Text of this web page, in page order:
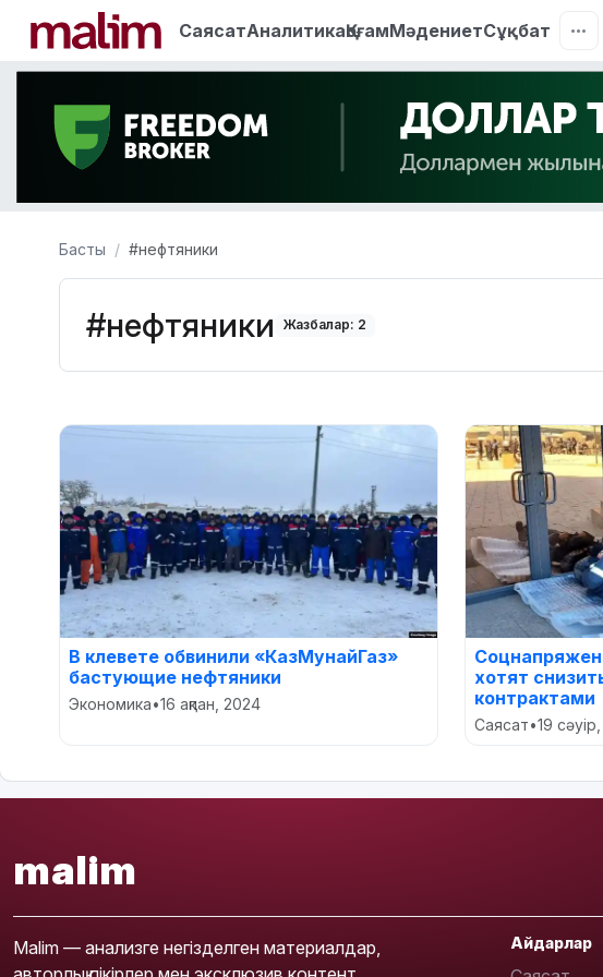
СаясатАналитикаҚоғамМәдениетСұқбат
Басты #нефтяники
#нефтяники Жазбалар: 2
В клевете обвинили «КазМунайГаз»
бастующие нефтяники
Экономика•16 ақпан, 2024
хотят
контрактами
Саясат•19
malim
Malim — анализге негізделген материалдар,
Айдарлар